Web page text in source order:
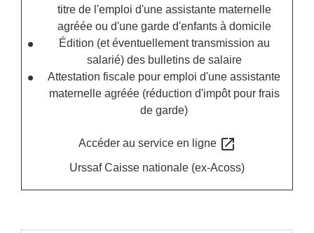
titre de l'emploi d'une assistante maternelle
agréée ou d'une garde d'enfants à domicile
Édition (et éventuellement transmission au
salarié) des bulletins de salaire
Attestation fiscale pour emploi d'une assistante
maternelle agréée (réduction d'impôt pour frais
de garde)
Accéder au service en ligne open_in_new
Urssaf Caisse nationale (ex-Acoss)